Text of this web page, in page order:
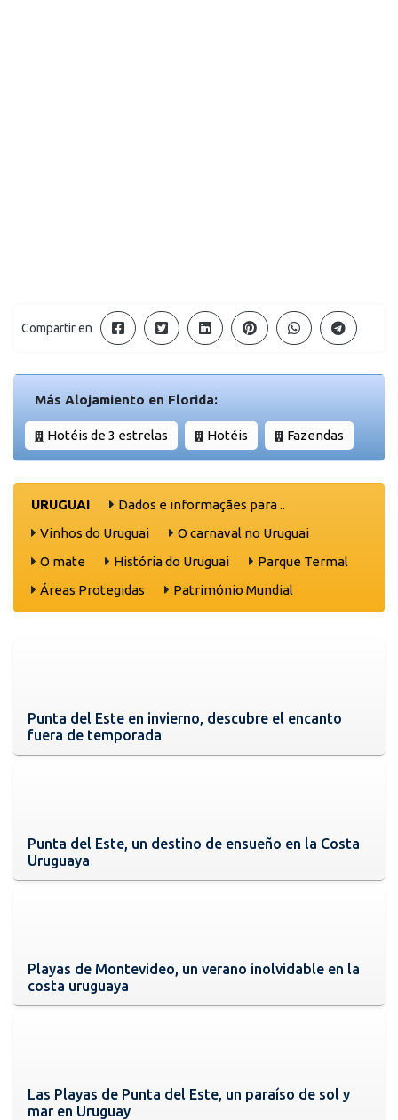
Compartir en
Más Alojamiento en Florida:
Hotéis de 3 estrelas Hotéis Fazendas
URUGUAI
Dados e informaçães para ..
Vinhos do Uruguai
O carnaval no Uruguai
O mate
História do Uruguai
Parque Termal
Áreas Protegidas
Património Mundial
Punta del Este en invierno, descubre el encanto
fuera de temporada
Punta del Este, un destino de ensueño en la Costa
Uruguaya
Playas de Montevideo, un verano inolvidable en la
costa uruguaya
Las Playas de Punta del Este, un paraíso de sol y
mar en Uruguay